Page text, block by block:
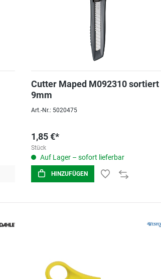
Cutter Maped M092310 sortiert
9mm
Art.-Nr.: 5020475
1,85 €*
Stück
Auf Lager – sofort lieferbar
HINZUFÜGEN